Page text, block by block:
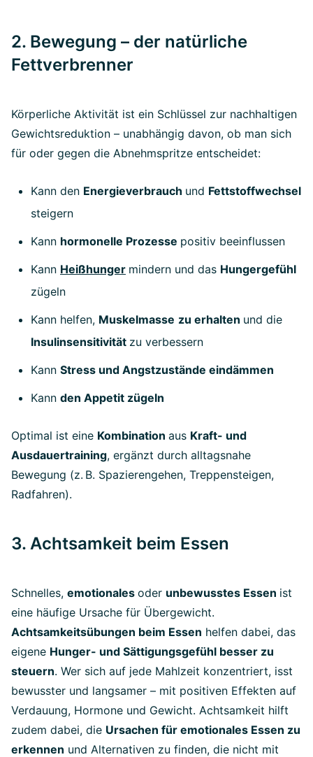
2. Bewegung – der natürliche
Fettverbrenner
Körperliche Aktivität ist ein Schlüssel zur nachhaltigen
Gewichtsreduktion – unabhängig davon, ob man sich
für oder gegen die Abnehmspritze entscheidet:
Kann den Energieverbrauch und Fettstoffwechsel
steigern
Kann hormonelle Prozesse positiv beeinflussen
Kann Heißhunger mindern und das Hungergefühl
zügeln
Kann helfen, Muskelmasse zu erhalten und die
Insulinsensitivität zu verbessern
Kann Stress und Angstzustände eindämmen
Kann den Appetit zügeln
Optimal ist eine Kombination aus Kraft- und
Ausdauertraining, ergänzt durch alltagsnahe
Bewegung (z. B. Spazierengehen, Treppensteigen,
Radfahren).
3. Achtsamkeit beim Essen
Schnelles, emotionales oder unbewusstes Essen ist
eine häufige Ursache für Übergewicht.
Achtsamkeitsübungen beim Essen helfen dabei, das
eigene Hunger- und Sättigungsgefühl besser zu
steuern. Wer sich auf jede Mahlzeit konzentriert, isst
bewusster und langsamer – mit positiven Effekten auf
Verdauung, Hormone und Gewicht. Achtsamkeit hilft
zudem dabei, die Ursachen für emotionales Essen zu
erkennen und Alternativen zu finden, die nicht mit